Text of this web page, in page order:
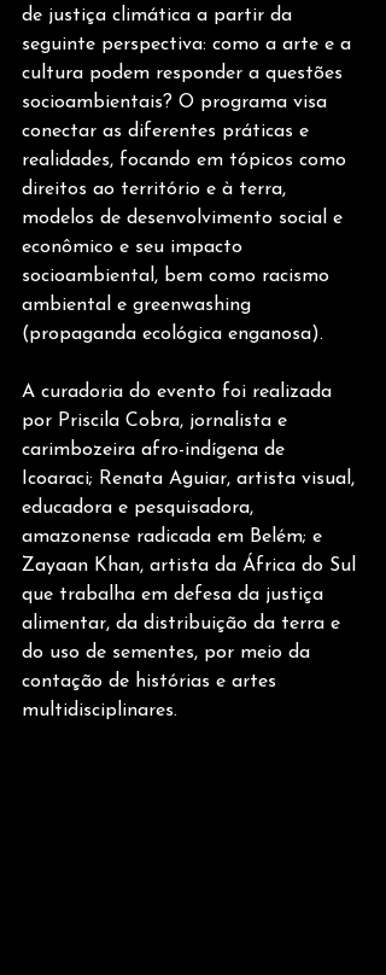
de justiça climática a partir da
seguinte perspectiva: como a arte e a
cultura podem responder a questões
socioambientais? O programa visa
conectar as diferentes práticas e
realidades, focando em tópicos como
direitos ao território e à terra,
modelos de desenvolvimento social e
econômico e seu impacto
socioambiental, bem como racismo
ambiental e greenwashing
(propaganda ecológica enganosa).
A curadoria do evento foi realizada
por Priscila Cobra, jornalista e
carimbozeira afro-indígena de
Icoaraci; Renata Aguiar, artista visual,
educadora e pesquisadora,
amazonense radicada em Belém; e
Zayaan Khan, artista da África do Sul
que trabalha em defesa da justiça
alimentar, da distribuição da terra e
do uso de sementes, por meio da
contação de histórias e artes
multidisciplinares.